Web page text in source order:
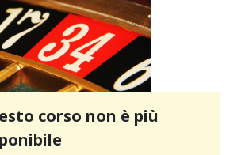
corso non è più